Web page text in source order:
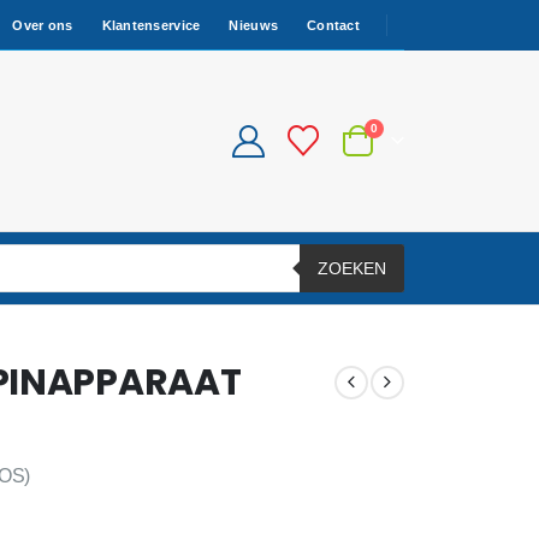
Over ons Klantenservice Nieuws Contact
0
ZOEKEN